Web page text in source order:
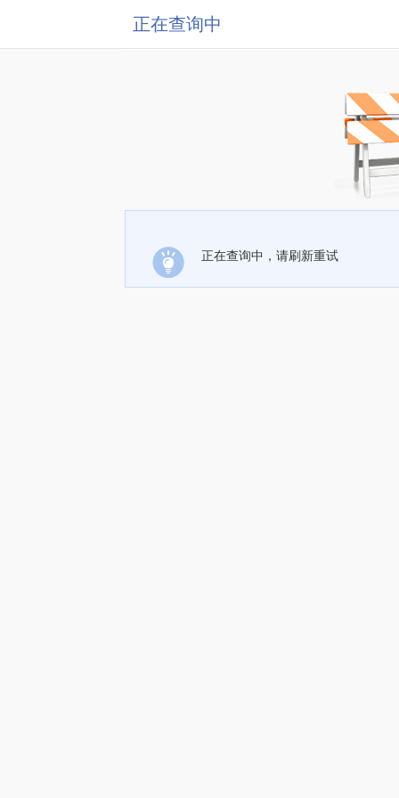
正在查询中
正在查询中，请刷新重试